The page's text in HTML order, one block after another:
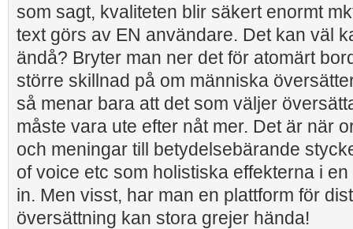
som sagt, kvaliteten blir säkert enormt
text görs av EN användare. Det kan väl
ändå? Bryter man ner det för atomärt
större skillnad på om människa
så menar bara att det som väljer
måste vara ute efter nåt mer. Det är när
och meningar till betydelsebärande
of voice etc som holistiska effekterna i
in. Men visst, har man en plattform för
översättning kan stora grejer hända!